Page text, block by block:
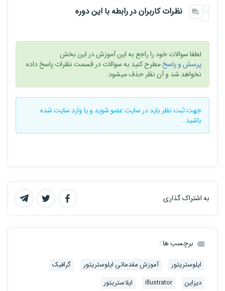
نظرات کاربران در رابطه با این دوره
لطفا سوالات خود را راجع به این آموزش در این بخش
پرسش و پاسخمطرح کنید به سوالات در قسمت نظرات پاسخ داده
نخواهد شد و آن نظر حذف میشود.
جهت ثبت نظر باید در سایتعضو شوید و یاوارد سایتشده
باشید .
به اشتراک گذاری
برچسب ها :
ایلوستریتور آموزش مقدماتی ایلوستریتور
گرافیک
دیزاین
illustrator ایلاستریتور